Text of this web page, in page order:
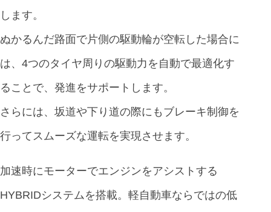
します。
ぬかるんだ路面で片側の駆動輪が空転した場合に
は、4つのタイヤ周りの駆動力を自動で最適化す
ることで、発進をサポートします。
さらには、坂道や下り道の際にもブレーキ制御を
行ってスムーズな運転を実現させます。
加速時にモーターでエンジンをアシストする
HYBRIDシステムを搭載。軽自動車ならではの低